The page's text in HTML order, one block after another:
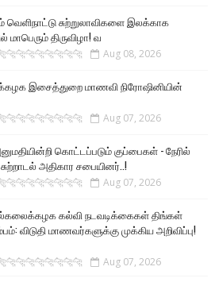
வெளிநாட்டு சுற்றுலாவிகளை இலக்காக
திருவிழா! வ
Aug 08, 2026
இசைத்துறை மாணவி நிரோஷினியின்
Aug 07, 2026
கொட்டப்படும் குப்பைகள் - நேரில்
அதிகார சபையினர்..!
Aug 07, 2026
கல்வி நடவடிக்கைகள் திங்கள்
விடுதி மாணவர்களுக்கு முக்கிய அறிவிப்பு!
Aug 07, 2026